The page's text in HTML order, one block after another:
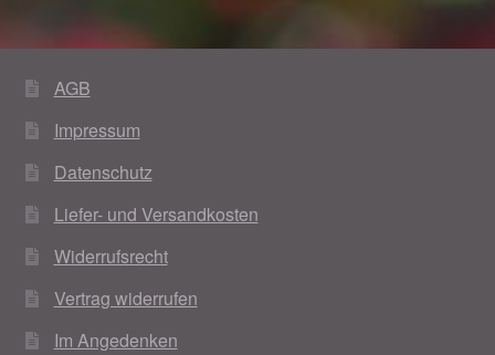
AGB
Impressum
Datenschutz
Liefer- und Versandkosten
Widerrufsrecht
Vertrag widerrufen
Im Angedenken